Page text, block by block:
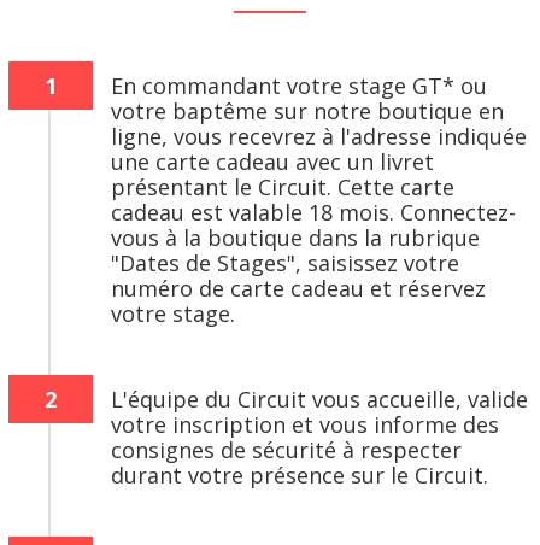
1
En commandant votre stage GT* ou
votre baptême sur notre boutique en
ligne, vous recevrez à l'adresse indiquée
une carte cadeau avec un livret
présentant le Circuit. Cette carte
cadeau est valable 18 mois. Connectez-
vous à la boutique dans la rubrique
"Dates de Stages", saisissez votre
numéro de carte cadeau et réservez
votre stage.
2
L'équipe du Circuit vous accueille, valide
votre inscription et vous informe des
consignes de sécurité à respecter
durant votre présence sur le Circuit.